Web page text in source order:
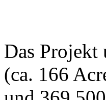
Das Projekt
(ca. 166